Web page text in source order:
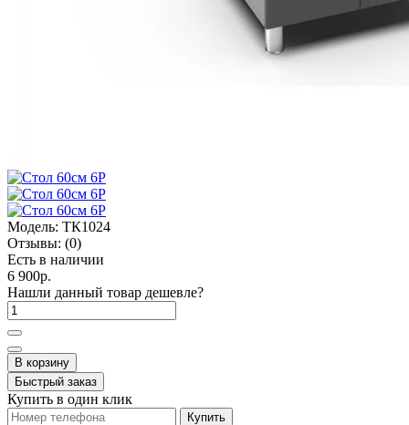
Модель: ТК1024
Отзывы: (0)
Есть в наличии
6 900р.
Нашли данный товар дешевле?
В корзину
Быстрый заказ
Купить в один клик
Купить